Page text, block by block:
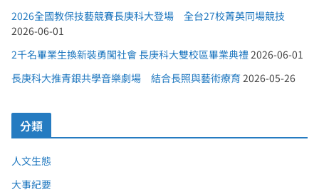
2026全國教保技藝競賽長庚科大登場 全台27校菁英同場競技
2026-06-01
2千名畢業生換新裝勇闖社會 長庚科大雙校區畢業典禮 2026-06-01
長庚科大推青銀共學音樂劇場 結合長照與藝術療育 2026-05-26
分類
人文生態
大事紀要